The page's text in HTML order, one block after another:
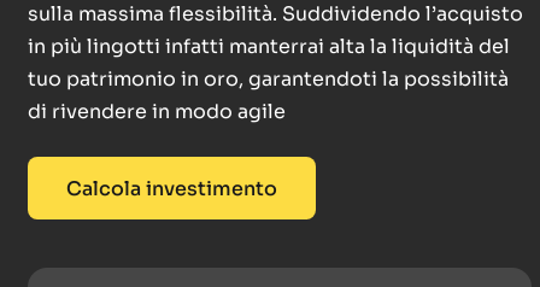
sulla massima flessibilità. Suddividendo l’acquisto
in più lingotti infatti manterrai alta la liquidità del
tuo patrimonio in oro, garantendoti la possibilità
di rivendere in modo agile
Calcola investimento